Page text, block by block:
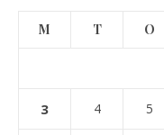
M T O
3 4 5